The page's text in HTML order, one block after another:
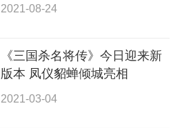
2021-08-24
《三国杀名将传》今日迎来新
版本 凤仪貂蝉倾城亮相
2021-03-04